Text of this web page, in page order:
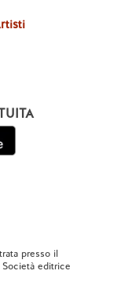
presso il
editrice